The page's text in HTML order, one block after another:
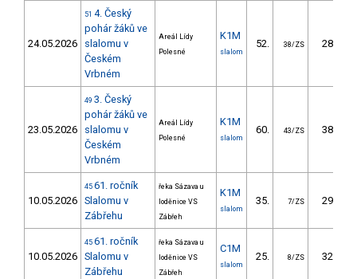
24.05.2026
51 4. Český
pohár žáků ve
slalomu v
Českém
Vrbném
Areál Lídy
Polesné
K1M
slalom
52. 38/ZS 28.32
23.05.2026
49 3. Český
pohár žáků ve
slalomu v
Českém
Vrbném
Areál Lídy
Polesné
K1M
slalom
60. 43/ZS 38.65
10.05.2026
45 61. ročník
Slalomu v
Zábřehu
řeka Sázava u
loděnice VS
Zábřeh
K1M
slalom
35. 7/ZS 29.70
10.05.2026
45 61. ročník
Slalomu v
Zábřehu
řeka Sázava u
loděnice VS
Zábřeh
C1M
slalom
25. 8/ZS 32.70